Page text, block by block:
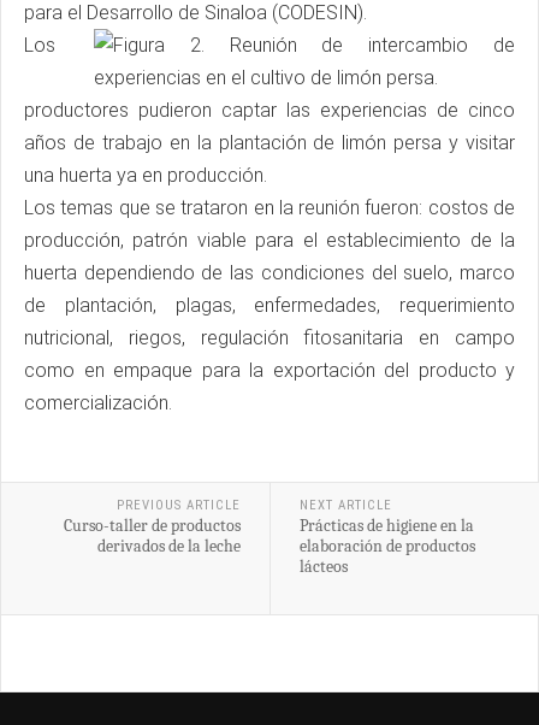
para el Desarrollo de Sinaloa (CODESIN).
Los
productores pudieron captar las experiencias de cinco
años de trabajo en la plantación de limón persa y visitar
una huerta ya en producción.
Los temas que se trataron en la reunión fueron: costos de
producción, patrón viable para el establecimiento de la
huerta dependiendo de las condiciones del suelo, marco
de plantación, plagas, enfermedades, requerimiento
nutricional, riegos, regulación fitosanitaria en campo
como en empaque para la exportación del producto y
comercialización.
PREVIOUS ARTICLE
Curso-taller de productos
derivados de la leche
NEXT ARTICLE
Prácticas de higiene en la
elaboración de productos
lácteos